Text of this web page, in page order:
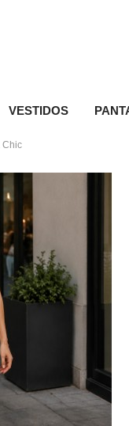
VESTIDOS
Chic